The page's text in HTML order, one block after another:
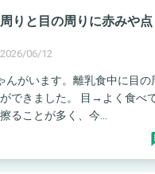
りと目の周りに赤みや
2026/06/12
んがいます。離乳食中に目の
できました。 目→よく食べ
ることが多く、今...